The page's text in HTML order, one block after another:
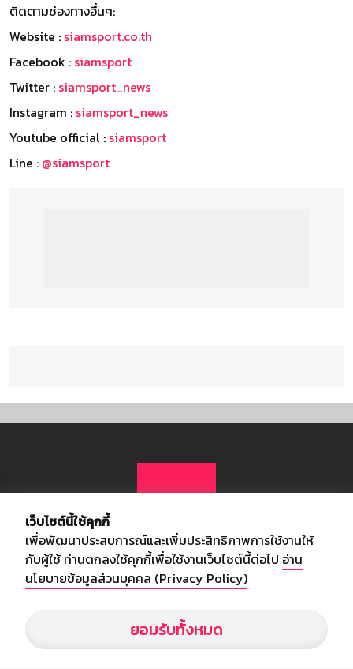
ติดตามช่องทางอื่นๆ:
Website : siamsport.co.th
Facebook : siamsport
Twitter : siamsport_news
Instagram : siamsport_news
Youtube official : siamsport
Line : @siamsport
เกี่ยวกับเรา
อัพเดทข่าวสารวงการกีฬา ฟุตบอล ผลบอล ผลฟุตบอลทั่วโลก ฟรีเมียร์
ลีก ไทยลีก ฟุตบอลโลก ยูฟ่าแซมเปี้ยนส์ลีก พร้อมทั้งวิเคราะห์บอล จาก
เว็บไซต์นี้ใช้คุกกี้
เพื่อพัฒนาประสบการณ์และเพิ่มประสิทธิภาพการใช้งานให้
กับผู้ใช้ ท่านตกลงใช้คุกกี้เพื่อใช้งานเว็บไซต์นี้ต่อไป อ่าน
นโยบายข้อมูลส่วนบุคคล (Privacy Policy)
ยอมรับทั้งหมด